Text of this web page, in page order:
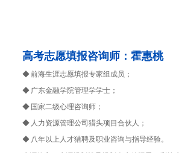
生涯箴言：生涯之学，即应变之学。
高考志愿填报咨询师：霍惠桃
◆ 前海生涯志愿填报专家组成员；
◆ 广东金融学院管理学学士；
◆ 国家二级心理咨询师；
◆ 人力资源管理公司猎头项目合伙人；
◆ 八年以上人才猎聘及职业咨询与指导经验。